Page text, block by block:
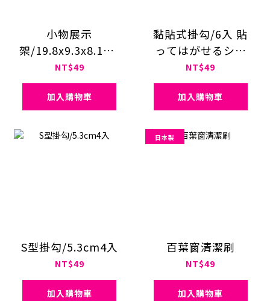
小物展示
架/19.8x9.3x8.1cm
ディスプレイラッ
ク
NT$49
加入購物車
黏貼式掛勾/6入 貼
ってはがせるシー
トフック
NT$49
加入購物車
S型掛勾/5.3cm4入
NT$49
加入購物車
日本製
百葉窗清潔刷
NT$49
加入購物車